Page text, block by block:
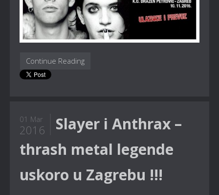
Continue Reading
01 Mar
2016
Slayer i Anthrax –
thrash metal legende
uskoro u Zagrebu !!!